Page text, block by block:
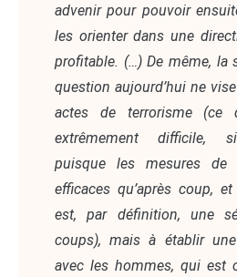
advenir pour pouvoir
les orienter dans une
profitable. (…) De même, la
question aujourd’hui ne
actes de terrorisme (ce
extrêmement difficile,
puisque les mesures de
efficaces qu’après coup,
est, par définition, une
coups), mais à établir
avec les hommes, qui est